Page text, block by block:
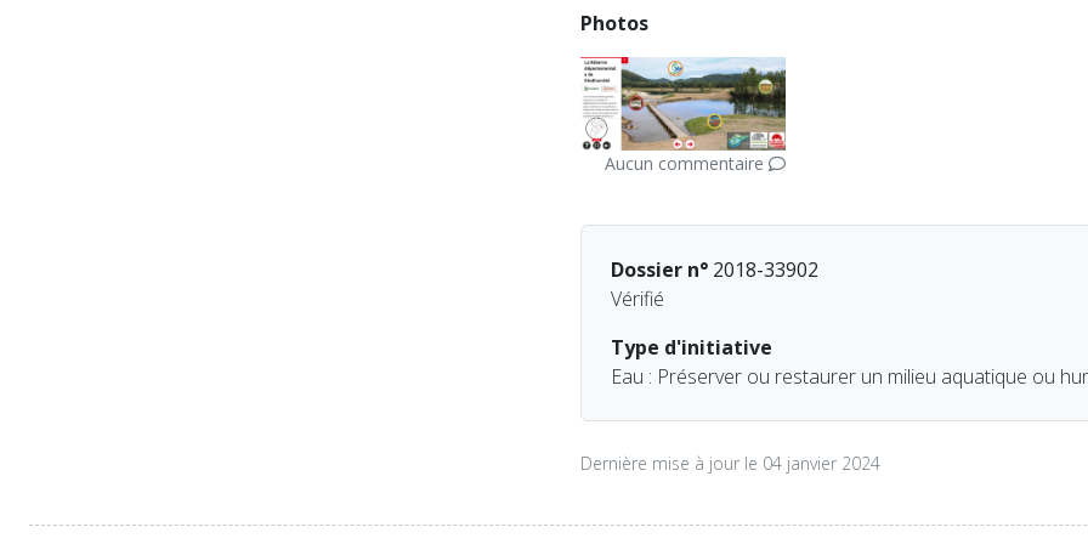
Photos
Aucun commentaire
Dossier n°2018-33902
Vérifié
Type d'initiative
Eau : Préserver ou restaurer un milieu aquatique ou
Dernière mise à jour le 04 janvier 2024